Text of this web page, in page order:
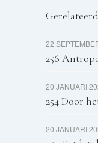
22
256
20 JANUARI
254 Door
20 JANUARI